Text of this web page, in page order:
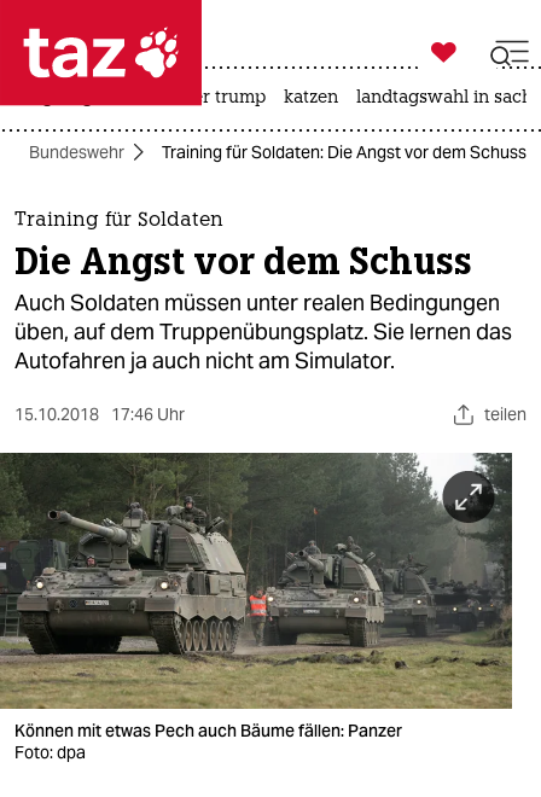
 taz zahl ich
taz zahl ich
themen
politik
öko
gesellschaft
sport
berlin
nord
wahrheit
verlag
verlag

taz zahl ich
usa unter trump katzen landtagswahl in
Bundeswehr Training für Soldaten: Die Angst vor dem Schuss
Training für Soldaten
Die Angst vor dem Schuss
Auch Soldaten müssen unter realen Bedingungen
üben, auf dem Truppenübungsplatz. Sie lernen das
Autofahren ja auch nicht am Simulator.
15.10.2018 17:46 Uhr teilen
Können mit etwas Pech auch Bäume fällen: Panzer
Foto: dpa